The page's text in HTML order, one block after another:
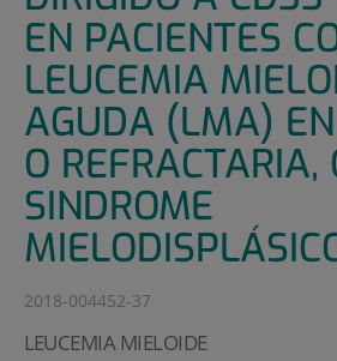
EN PACIENTES
LEUCEMIA
AGUDA (LMA)
O REFRACTARIA,
SINDROME
2018-004452-37
LEUCEMIA MIELOIDE